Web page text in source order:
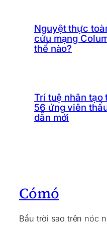
Nguyệt thực
cứu mạng
thế nào?
Trí tuệ nhân tạo
56 ứng viên
dẫn mới
Cómó
Bầu trời sao trên nóc